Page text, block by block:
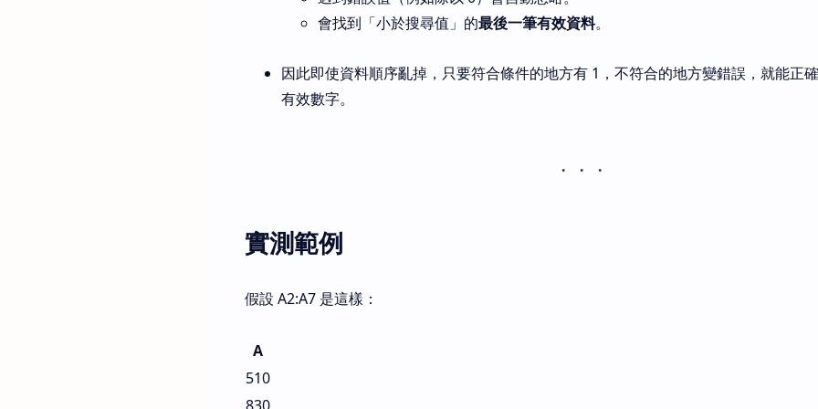
會找到「小於搜尋值」的最後一筆有效資料。
因此即使資料順序亂掉，只要符合條件的地方有 1，不符合的地方變錯誤，就能正
有效數字。
實測範例
假設 A2:A7 是這樣：
A
510
830